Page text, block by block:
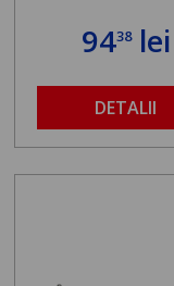
9438lei
DETALII